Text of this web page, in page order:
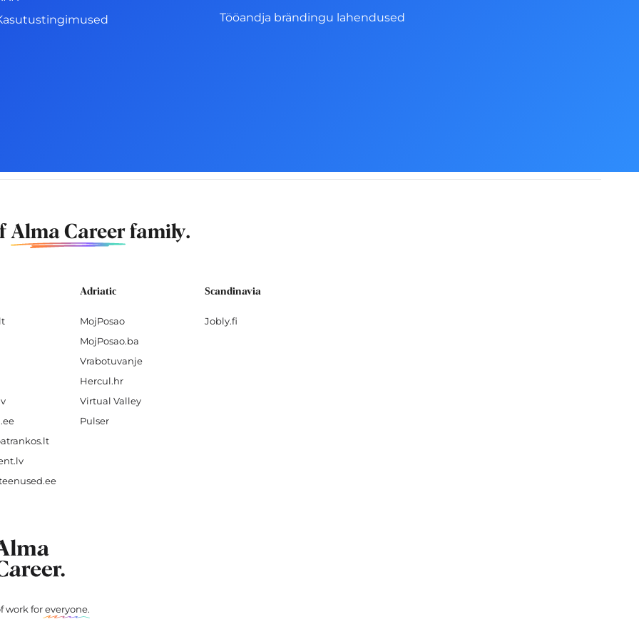
Tööandja brändingu lahendused
Alma Careerfamily.
Adriatic
MojPosao
MojPosao.ba
Vrabotuvanje
Hercul.hr
Virtual Valley
Pulser
Scandinavia
Jobly.fi
work foreveryone.